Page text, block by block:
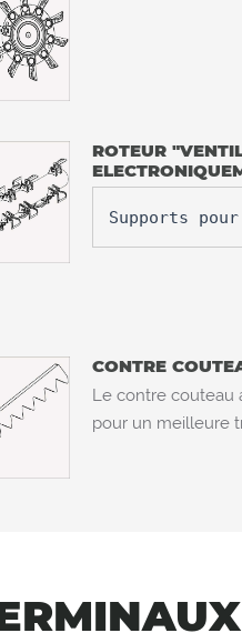
ROTEUR
Supports
CONTRE
Le contre couteau
pour un meilleure